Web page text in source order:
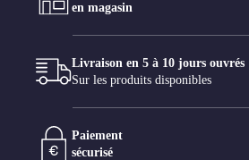
en magasin
Livraison en 5 à 10 jours ouvrés
Sur les produits disponibles
Paiement
sécurisé